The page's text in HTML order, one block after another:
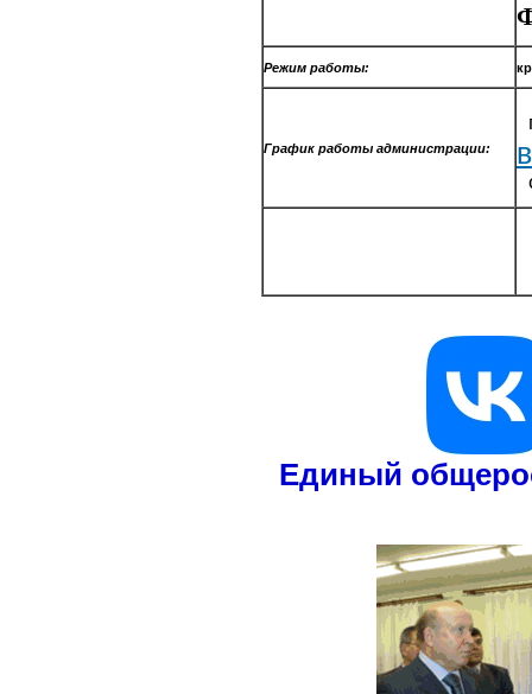
Режим работы:
График работы администрации:
Единый